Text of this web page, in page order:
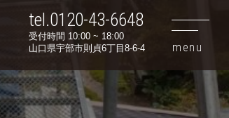
tel.0120-43-6648
受付時間 10:00 ~ 18:00
山口県宇部市則貞6丁目8-6-4